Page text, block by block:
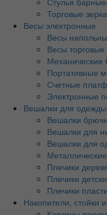
Торговые
Весы электронные
Весы
Весы торговые
Механические
Портативные
Счетные
Электронные
Вешалки для одежды
Вешалки
Вешалки для
Вешалки для
Плечики
Плечики
Плечики
Накопители, стойки